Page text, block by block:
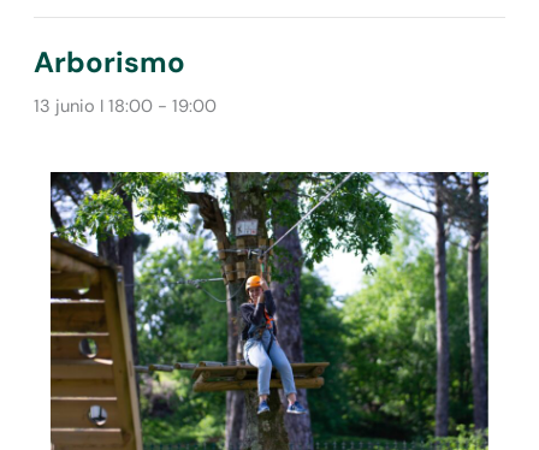
Arborismo
13 junio I 18:00- 19:00